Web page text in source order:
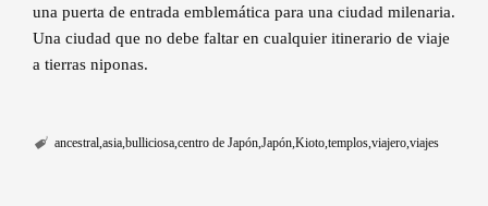
una puerta de entrada emblemática para una ciudad milenaria.
Una ciudad que no debe faltar en cualquier itinerario de viaje
a tierras niponas.
ancestral asia bulliciosa centro de Japón Japón Kioto templos viajero viajes